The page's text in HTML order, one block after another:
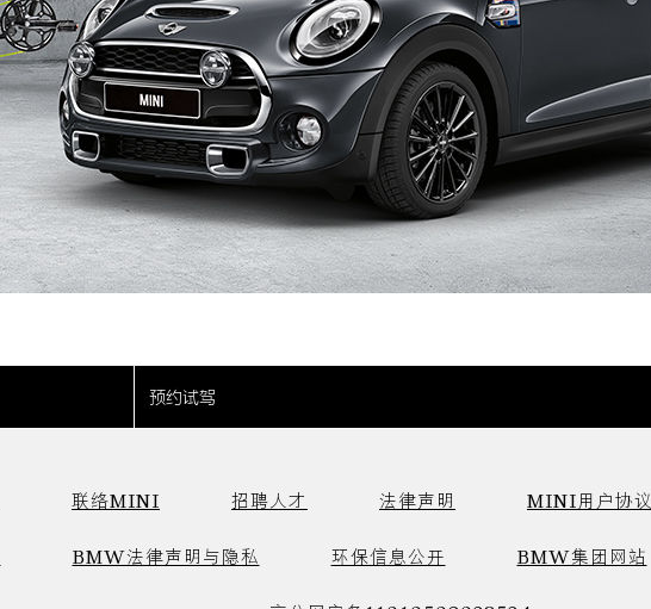
预约试驾
联络MINI 招聘人才 法律声明 MINI用户协议
BMW法律声明与隐私 环保信息公开 BMW集团网站